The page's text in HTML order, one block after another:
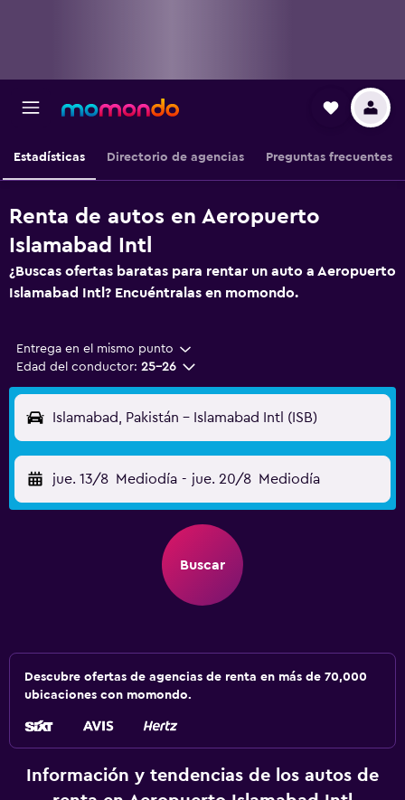
Estadísticas Directorio de agencias Preguntas frecuentes
Renta de autos en Aeropuerto
Islamabad Intl
¿Buscas ofertas baratas para rentar un auto a Aeropuerto
Islamabad Intl? Encuéntralas en momondo.
Entrega en el mismo punto
Edad del conductor: 25-26
Islamabad, Pakistán - Islamabad Intl (ISB)
jue. 13/8 Mediodía - jue. 20/8 Mediodía
Buscar
Descubre ofertas de agencias de renta en más de 70,000
ubicaciones con momondo.
Información y tendencias de los autos de